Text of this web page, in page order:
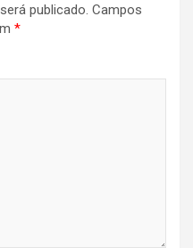
publicado. Campos
*